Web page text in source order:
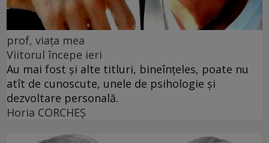
prof, viața mea
Viitorul începe ieri
Au mai fost și alte titluri, bineînțeles, poate nu
atît de cunoscute, unele de psihologie și
dezvoltare personală.
Horia CORCHEŞ